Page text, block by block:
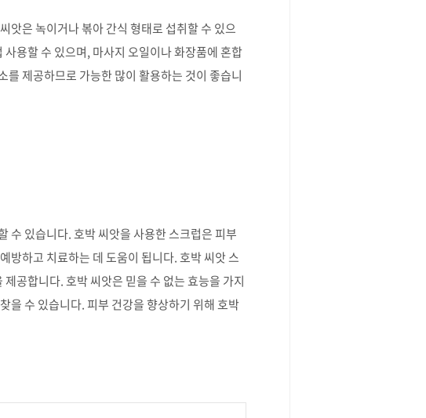
앗은 녹이거나 볶아 간식 형태로 섭취할 수 있으
용할 수 있으며, 마사지 오일이나 화장품에 혼합
제공하므로 가능한 많이 활용하는 것이 좋습니
수 있습니다. 호박 씨앗을 사용한 스크럽은 피부
방하고 치료하는 데 도움이 됩니다. 호박 씨앗 스
공합니다. 호박 씨앗은 믿을 수 없는 효능을 가지
을 수 있습니다. 피부 건강을 향상하기 위해 호박